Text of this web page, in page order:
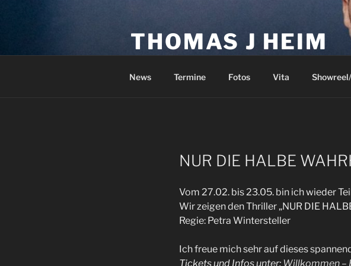
THOMAS J HEIM
News Termine Fotos Vita
NUR DIE HALBE
Vom 27.02. bis 23.05. bin ich wieder
Wir zeigen den Thriller „NUR DIE
Regie: Petra Wintersteller
Ich freue mich sehr auf dieses
Tickets und Infos unter: Willkommen –